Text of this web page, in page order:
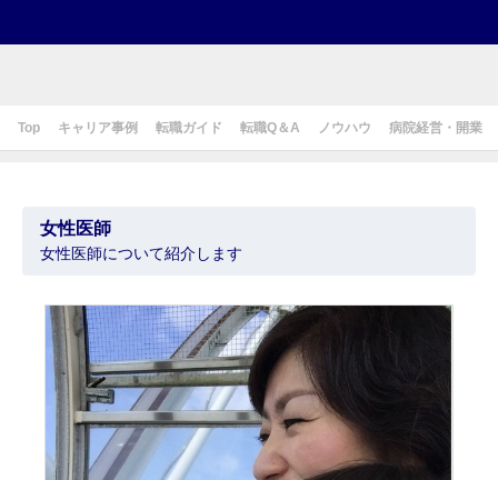
Top キャリア事例 転職ガイド 転職Q＆A ノウハウ 病院経営・開業
女性医師
女性医師について紹介します